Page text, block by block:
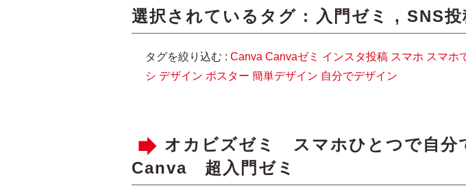
選択されているタグ : 入門ゼミ , SNS投
タグを絞り込む : Canva Canvaゼミ インスタ投稿 スマホ スマホ
シ デザイン ポスター 簡単デザイン 自分でデザイン
オカビズゼミ スマホひとつで自分
Canva 超入門ゼミ